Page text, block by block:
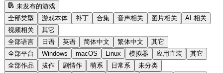
未发布的游戏
全部类型
游戏本体 补丁 合集 音声相关 图片相关
AI 相关
视频相关
其它
全部语言
日语 英语 简体中文 繁体中文
其它
全部平台
Windows macOS Linux 模拟器 应用直装
其它
全部作品
拔作 剧情作 萌系 日常系
未分类